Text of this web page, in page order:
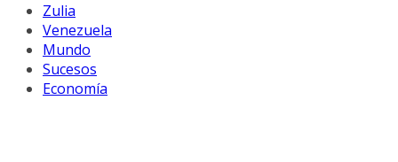
Zulia
Venezuela
Mundo
Sucesos
Economía